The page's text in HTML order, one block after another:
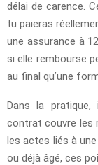
délai de carence.
tu paieras
une assurance à
si elle rembourse
au final qu’une
Dans la
contrat couvre les
les actes liés à
ou déjà âgé, ces